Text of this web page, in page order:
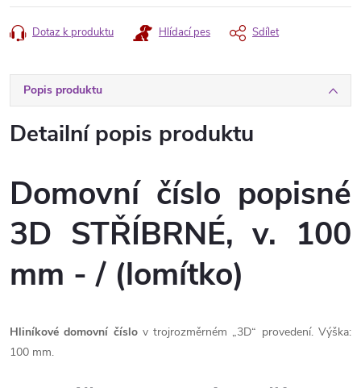
Dotaz k produktu Hlídací pes Sdílet
Popis produktu
Detailní popis produktu
Domovní číslo popisné
3D STŘÍBRNÉ, v. 100
mm - / (lomítko)
Hliníkové domovní číslov trojrozměrném „3D“ provedení. Výška:
100 mm.